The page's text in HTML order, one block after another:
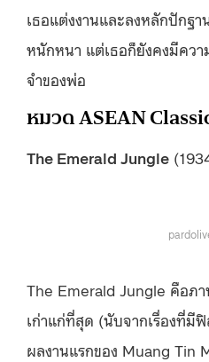
เธอแต่งงานและลงหลักปักฐ
หนักหนา แต่เธอก็ยังคงมีคว
จำของพ่อ
หมวด ASEAN
The Emerald Jungle
The Emerald Jungle คือภ
เก่าแก่ที่สุด (นับจากเรื่องที่มี
ผลงานแรกของ Muang Tin